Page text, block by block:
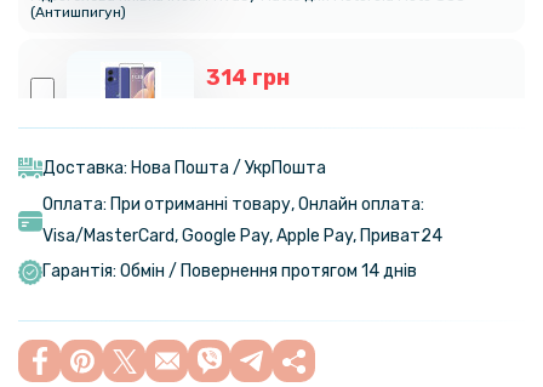
(Антишпигун)
314 грн
Moto G85 / S50 Neo, Black
329 грн
254 грн
Доставка: Нова Пошта / УкрПошта
Оплата: При отриманні товару, Онлайн оплата:
Visa/MasterСard, Google Pay, Apple Pay, Приват24
Гарантія: Обмін / Повернення протягом 14 днів